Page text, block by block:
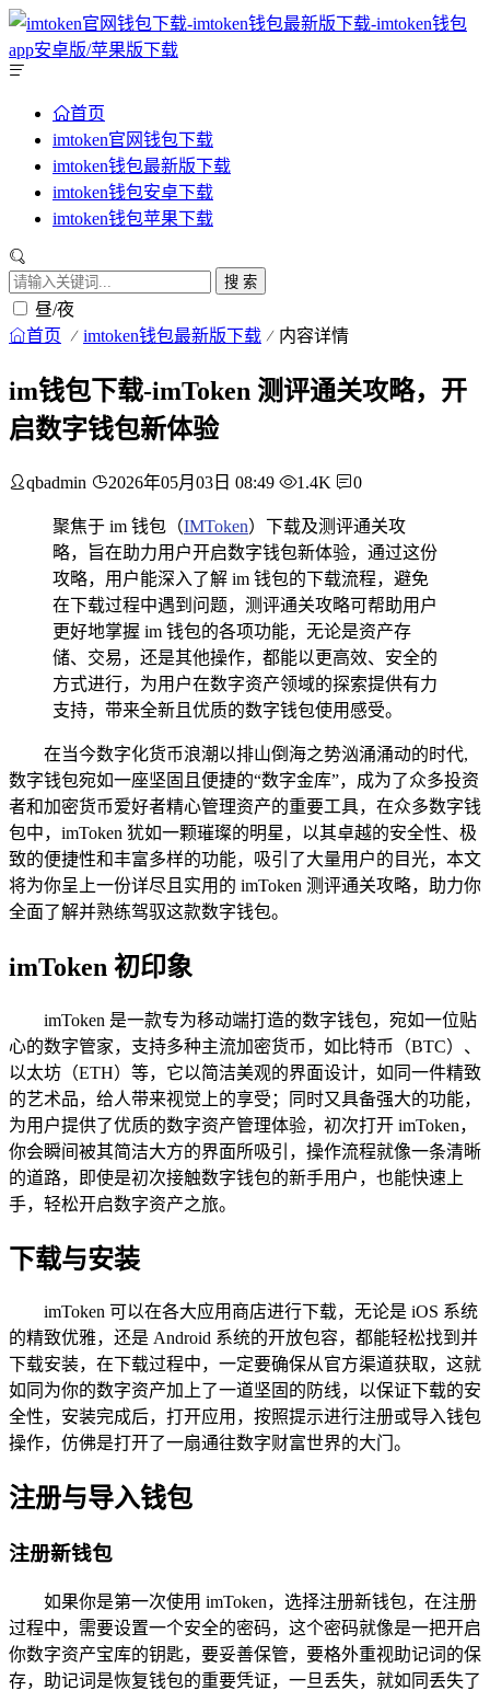
首页
imtoken官网钱包下载
imtoken钱包最新版下载
imtoken钱包安卓下载
imtoken钱包苹果下载
搜 索
昼/夜
首页 imtoken钱包最新版下载 内容详情
im钱包下载-imToken 测评通关攻略，开
启数字钱包新体验
qbadmin 2026年05月03日 08:49 1.4K 0
聚焦于 im 钱包（IMToken）下载及测评通关攻
略，旨在助力用户开启数字钱包新体验，通过这份
攻略，用户能深入了解 im 钱包的下载流程，避免
在下载过程中遇到问题，测评通关攻略可帮助用户
更好地掌握 im 钱包的各项功能，无论是资产存
储、交易，还是其他操作，都能以更高效、安全的
方式进行，为用户在数字资产领域的探索提供有力
支持，带来全新且优质的数字钱包使用感受。
在当今数字化货币浪潮以排山倒海之势汹涌涌动的时代,
数字钱包宛如一座坚固且便捷的“数字金库”，成为了众多投资
者和加密货币爱好者精心管理资产的重要工具，在众多数字钱
包中，imToken 犹如一颗璀璨的明星，以其卓越的安全性、极
致的便捷性和丰富多样的功能，吸引了大量用户的目光，本文
将为你呈上一份详尽且实用的 imToken 测评通关攻略，助力你
全面了解并熟练驾驭这款数字钱包。
imToken 初印象
imToken 是一款专为移动端打造的数字钱包，宛如一位贴
心的数字管家，支持多种主流加密货币，如比特币（BTC）、
以太坊（ETH）等，它以简洁美观的界面设计，如同一件精致
的艺术品，给人带来视觉上的享受；同时又具备强大的功能，
为用户提供了优质的数字资产管理体验，初次打开 imToken，
你会瞬间被其简洁大方的界面所吸引，操作流程就像一条清晰
的道路，即使是初次接触数字钱包的新手用户，也能快速上
手，轻松开启数字资产之旅。
下载与安装
imToken 可以在各大应用商店进行下载，无论是 iOS 系统
的精致优雅，还是 Android 系统的开放包容，都能轻松找到并
下载安装，在下载过程中，一定要确保从官方渠道获取，这就
如同为你的数字资产加上了一道坚固的防线，以保证下载的安
全性，安装完成后，打开应用，按照提示进行注册或导入钱包
操作，仿佛是打开了一扇通往数字财富世界的大门。
注册与导入钱包
注册新钱包
如果你是第一次使用 imToken，选择注册新钱包，在注册
过程中，需要设置一个安全的密码，这个密码就像是一把开启
你数字资产宝库的钥匙，要妥善保管，要格外重视助记词的保
存，助记词是恢复钱包的重要凭证，一旦丢失，就如同丢失了